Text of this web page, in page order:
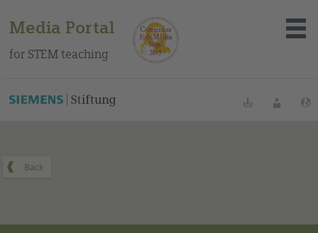
Media Portal
for STEM teaching
About the portal
BookmarksLogin
You can find this media package on our Spanish education